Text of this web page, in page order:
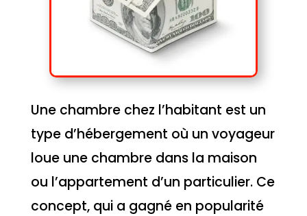
Une chambre chez l’habitant est un
type d’hébergement où un voyageur
loue une chambre dans la maison
ou l’appartement d’un particulier. Ce
concept, qui a gagné en popularité